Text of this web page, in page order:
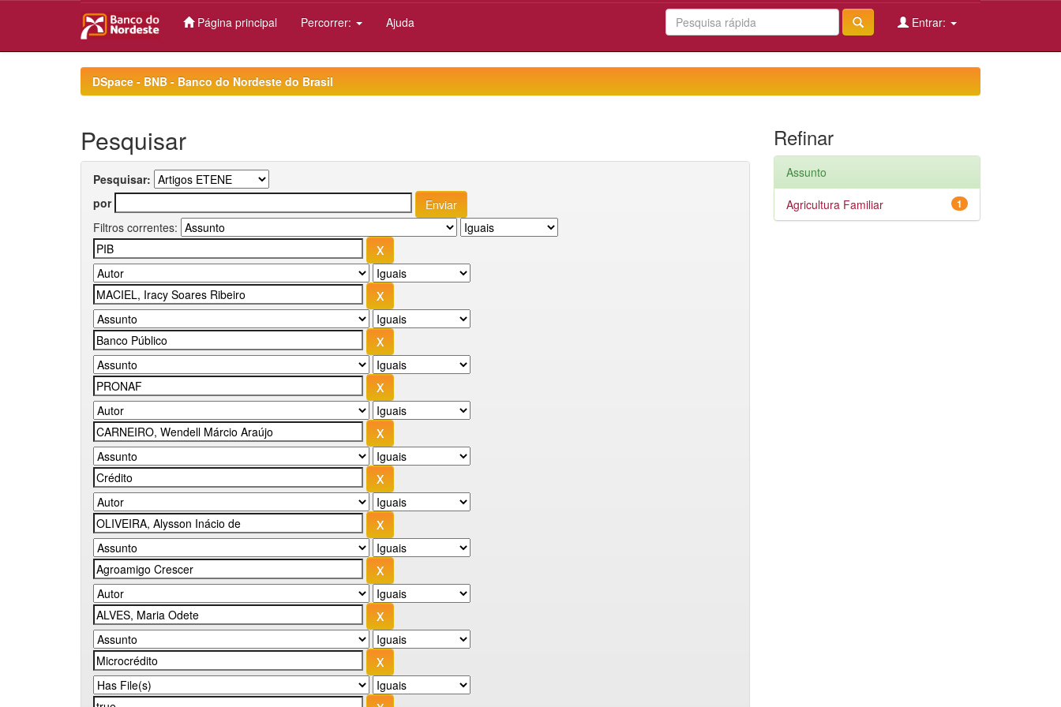
Página principal Percorrer: Ajuda Entrar:
DSpace - BNB - Banco do Nordeste do Brasil
Pesquisar
Pesquisar:
por
Filtros correntes:
Refinar
Assunto
1
Agricultura Familiar